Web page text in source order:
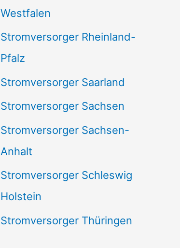
Westfalen
Stromversorger Rheinland-
Pfalz
Stromversorger Saarland
Stromversorger Sachsen
Stromversorger Sachsen-
Anhalt
Stromversorger Schleswig
Holstein
Stromversorger Thüringen